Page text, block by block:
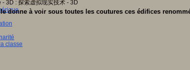
classe
donne à voir sous toutes les coutures ces édifices